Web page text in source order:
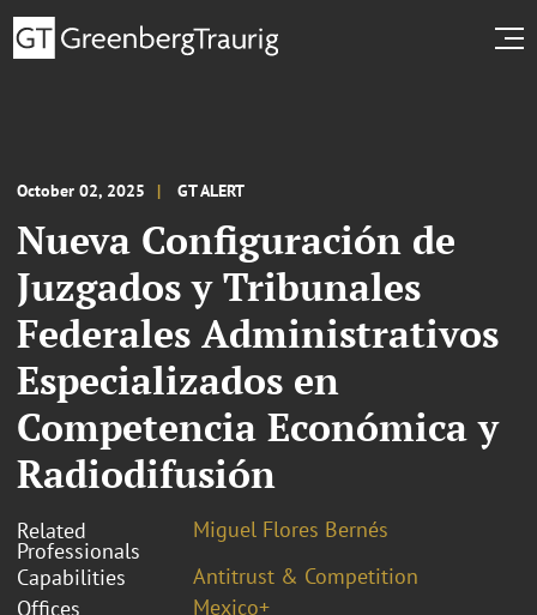
October 02, 2025 GT ALERT
Nueva Configuración de
Juzgados y Tribunales
Federales Administrativos
Especializados en
Competencia Económica y
Radiodifusión
Related
Professionals
Miguel Flores Bernés
Capabilities
Antitrust & Competition
Offices
Mexico+